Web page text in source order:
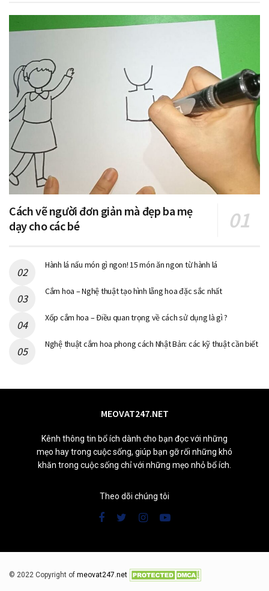
Cách vẽ người đơn giản mà đẹp ba mẹ
dạy cho các bé
Hành lá nấu món gì ngon! 15 món ăn ngon từ hành lá
Cắm hoa – Nghệ thuật tạo hình lẵng hoa đặc sắc nhất
Xốp cắm hoa – Điều quan trọng về cách sử dụng là gì ?
Nghệ thuật cắm hoa phong cách Nhật Bản: các kỹ thuật cần biết
MEOVAT247.NET
Kênh thông tin bổ ích dành cho bạn đọc với những
mẹo hay trong cuộc sống, giúp bạn gỡ rối những khó
khăn trong cuộc sống chỉ với những mẹo nhỏ bổ ích.
Theo dõi chúng tôi
© 2022 Copyright of meovat247.net